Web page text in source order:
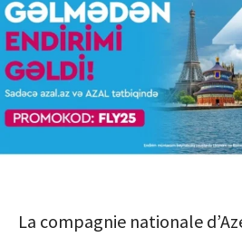
La compagnie nationale